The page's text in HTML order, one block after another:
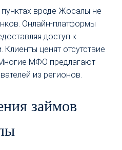
вроде Жосалы не
Онлайн-платформы
доступ к
ценят отсутствие
МФО предлагают
из регионов.
займов